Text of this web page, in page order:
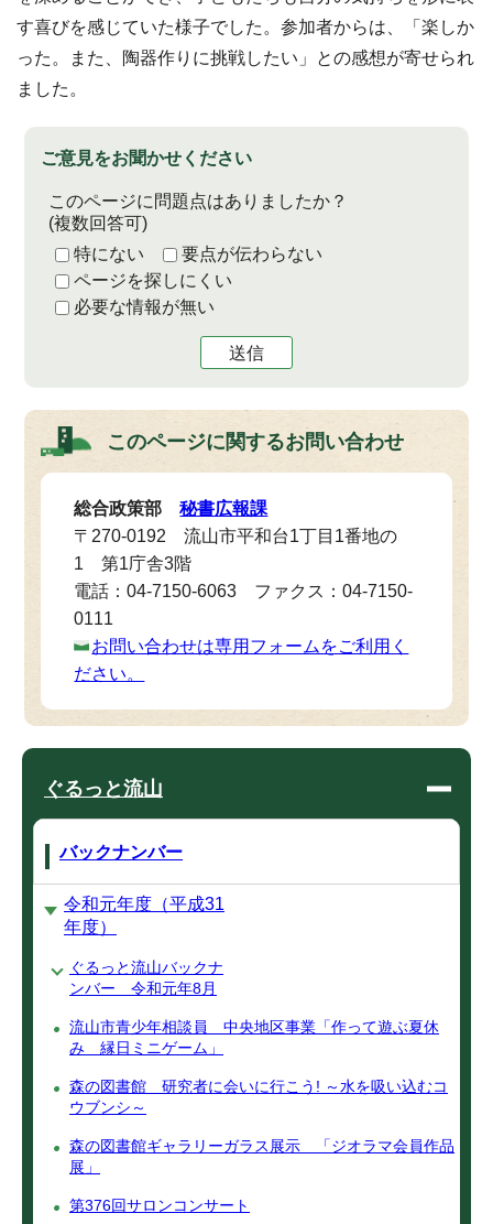
す喜びを感じていた様子でした。参加者からは、「楽しか
った。また、陶器作りに挑戦したい」との感想が寄せられ
ました。
ご意見をお聞かせください
このページに問題点はありましたか？
(複数回答可)
特にない
要点が伝わらない
ページを探しにくい
必要な情報が無い
送信
このページに関するお問い合わせ
総合政策部秘書広報課
〒270-0192 流山市平和台1丁目1番地の
1 第1庁舎3階
電話：04-7150-6063 ファクス：04-7150-
0111
お問い合わせは専用フォームをご利用く
ださい。
ぐるっと流山
バックナンバー
令和元年度（平成31
年度）
ぐるっと流山バックナ
ンバー 令和元年8月
流山市青少年相談員 中央地区事業「作って遊ぶ夏休
み 縁日ミニゲーム」
森の図書館 研究者に会いに行こう! ～水を吸い込むコ
ウブンシ～
森の図書館ギャラリーガラス展示 「ジオラマ会員作品
展」
第376回サロンコンサート